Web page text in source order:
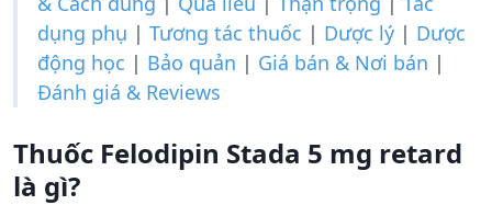
dụng phụ | Tương tác thuốc | Dược lý | Dược
động học | Bảo quản | Giá bán & Nơi bán |
Đánh giá & Reviews
Thuốc Felodipin Stada 5 mg retard
là gì?